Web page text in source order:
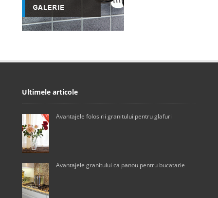
Ultimele articole
Avantajele folosirii granitului pentru glafuri
Avantajele granitului ca panou pentru bucatarie